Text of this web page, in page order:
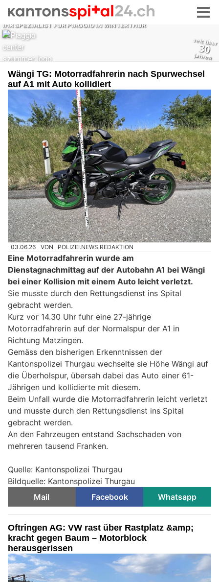
Wängi TG: Motorradfahrerin nach Spurwechsel
auf A1 mit Auto kollidiert
03.06.26 VON POLIZEI.NEWS REDAKTION
Eine Motorradfahrerin wurde am
Dienstagnachmittag auf der Autobahn A1 bei Wängi
bei einer Kollision mit einem Auto leicht verletzt.
Sie musste durch den Rettungsdienst ins Spital
gebracht werden.
Kurz vor 14.30 Uhr fuhr eine 27-jährige
Motorradfahrerin auf der Normalspur der A1 in
Richtung Matzingen.
Gemäss den bisherigen Erkenntnissen der
Kantonspolizei Thurgau wechselte sie Höhe Wängi auf
die Überholspur, übersah dabei das Auto einer 61-
Jährigen und kollidierte mit diesem.
Beim Unfall wurde die Motorradfahrerin leicht verletzt
und musste durch den Rettungsdienst ins Spital
gebracht werden.
An den Fahrzeugen entstand Sachschaden von
mehreren tausend Franken.
Quelle: Kantonspolizei Thurgau
Bildquelle: Kantonspolizei Thurgau
Mail
Facebook Whatsapp
Oftringen AG: VW rast über Rastplatz &amp;
kracht gegen Baum – Motorblock
herausgerissen